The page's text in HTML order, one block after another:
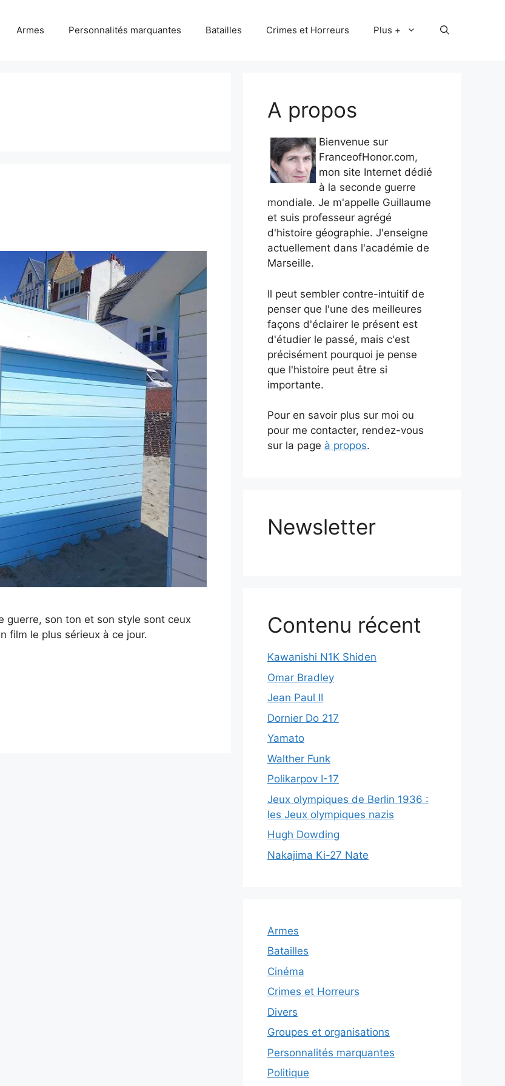
Armes Personnalités marquantes Batailles Crimes et Horreurs Plus +
guerre, son ton et son style sont ceux
film le plus sérieux à ce jour.
A propos
Bienvenue sur
FranceofHonor.com,
mon site Internet dédié
à la seconde guerre
mondiale. Je m'appelle Guillaume
et suis professeur agrégé
d'histoire géographie. J'enseigne
actuellement dans l'académie de
Marseille.
Il peut sembler contre-intuitif de
penser que l'une des meilleures
façons d'éclairer le présent est
d'étudier le passé, mais c'est
précisément pourquoi je pense
que l'histoire peut être si
importante.
Pour en savoir plus sur moi ou
pour me contacter, rendez-vous
sur la page à propos.
Newsletter
Contenu récent
Kawanishi N1K Shiden
Omar Bradley
Jean Paul II
Dornier Do 217
Yamato
Walther Funk
Polikarpov I-17
Jeux olympiques de Berlin 1936 :
les Jeux olympiques nazis
Hugh Dowding
Nakajima Ki-27 Nate
Armes
Batailles
Cinéma
Crimes et Horreurs
Divers
Groupes et organisations
Personnalités marquantes
Politique